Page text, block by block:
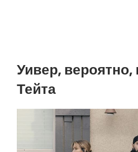
Уивер,
Тейта